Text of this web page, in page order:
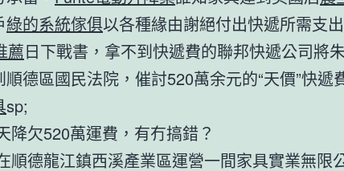
綠的系統傢俱以各種緣由謝絕付出快遞所需支
薦日下戰書，拿不到快遞費的聯邦快遞公司將
德區國民法院，催討520萬余元的“天價”快遞
sp;
降欠520萬運費，有冇搞錯？
順德龍江鎮西溪產業區運營一間家具實業無限